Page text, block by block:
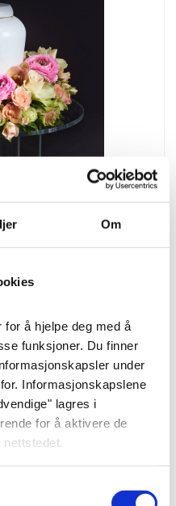
Om
å hjelpe deg med å
funksjoner. Du finner
under
Informasjonskapslene
lagres i
for å aktivere de
nettstedet.
du bruker denne
og
cm)
urnekrans med
i pastellfarger.
– OZ.